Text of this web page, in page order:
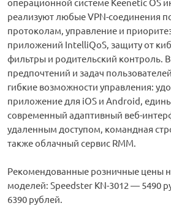
реализуют любые VPN-соединения
протоколам, управление и
приложений IntelliQoS, защиту от
фильтры и родительский контроль.
предпочтений и задач
гибкие возможности управления:
приложение для iOS и Android,
современный адаптивный веб-
удаленным доступом, командная
также облачный сервис RMM.
Рекомендованные розничные цены
моделей: Speedster KN-3012 — 5490
6390 рублей.